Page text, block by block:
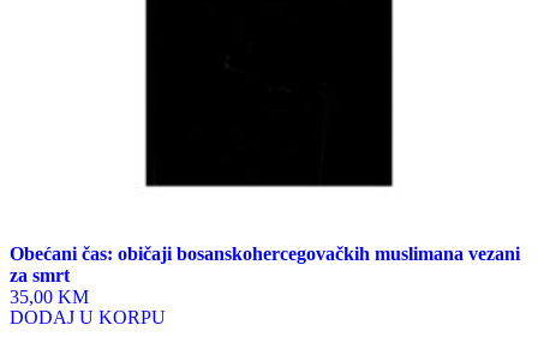
Obećani čas: običaji bosanskohercegovačkih muslimana vezani
za smrt
35,00 KM
DODAJ U KORPU